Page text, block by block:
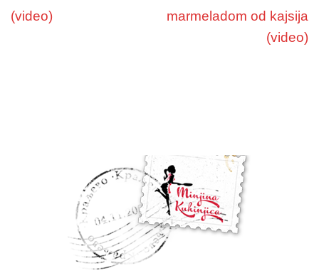
(video)
marmeladom od kajsija
(video)